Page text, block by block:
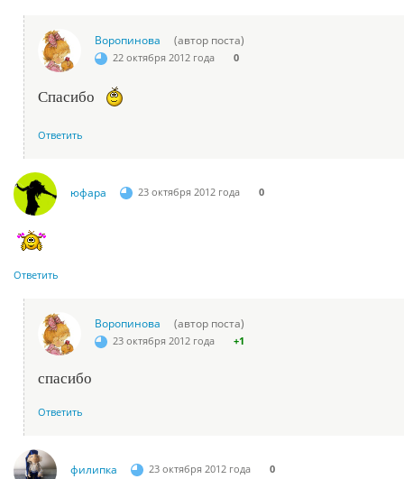
Воропинова (автор поста)
22 октября 2012 года 0
Спасибо
Ответить
юфара 23 октября 2012 года 0
Ответить
Воропинова (автор поста)
23 октября 2012 года +1
спасибо
Ответить
филипка 23 октября 2012 года 0